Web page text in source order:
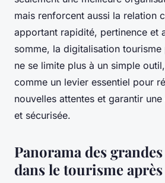
mais renforcent aussi la relation
apportant rapidité, pertinence et
somme, la digitalisation
ne se limite plus à un simple
comme un levier essentiel pour
nouvelles attentes et garantir
et sécurisée.
Panorama des
dans le tourisme